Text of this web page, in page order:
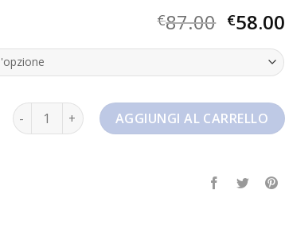
€87.00 €58.00
nike tuned 3 quantitàAGGIUNGI AL CARRELLO